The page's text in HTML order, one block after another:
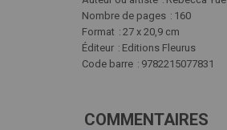
Nombre de pages
160
Format
27 x 20,9 cm
Éditeur
Editions Fleurus
Code barre
9782215077831
COMMENTAIRES